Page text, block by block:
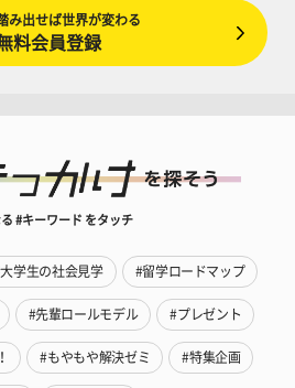
み出せば世界が変わる
料会員登録
#キーワード をタッチ
学生の社会見学 #留学ロードマップ
#先輩ロールモデル #プレゼント
#もやもや解決ゼミ #特集企画